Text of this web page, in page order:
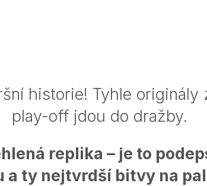
historie! Tyhle originály
play-off jdou do dražby.
replika – je to
a ty nejtvrdší bitvy na